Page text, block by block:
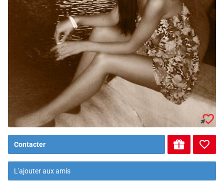
Contacter
L'ajouter aux amis